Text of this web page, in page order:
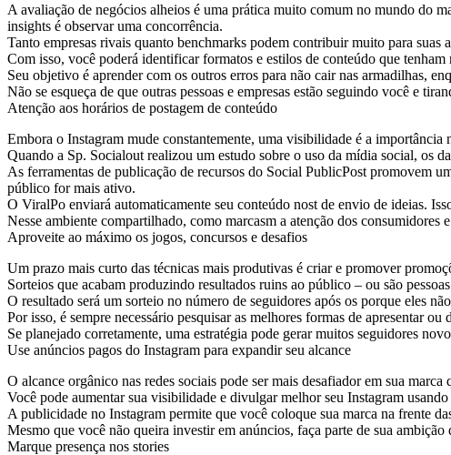
A avaliação de negócios alheios é uma prática muito comum no mundo do
insights é observar uma concorrência.
Tanto empresas rivais quanto benchmarks podem contribuir muito para suas
Com isso, você poderá identificar formatos e estilos de conteúdo que tenham
Seu objetivo é aprender com os outros erros para não cair nas armadilhas,
Não se esqueça de que outras pessoas e empresas estão seguindo você e
Atenção aos horários de postagem de conteúdo
Embora o Instagram mude constantemente, uma visibilidade é a
Quando a Sp. Socialout realizou um estudo sobre o uso da mídia social, os
As ferramentas de publicação de recursos do Social PublicPost promovem
público for mais ativo.
O ViralPo enviará automaticamente seu conteúdo nost de envio de ideias.
Nesse ambiente compartilhado, como marcasm a atenção dos consumidores
Aproveite ao máximo os jogos, concursos e desafios
Um prazo mais curto das técnicas mais produtivas é criar e promover
Sorteios que acabam produzindo resultados ruins ao público – ou são
O resultado será um sorteio no número de seguidores após os porque eles
Por isso, é sempre necessário pesquisar as melhores formas de apresentar
Se planejado corretamente, uma estratégia pode gerar muitos seguidores
Use anúncios pagos do Instagram para expandir seu alcance
O alcance orgânico nas redes sociais pode ser mais desafiador em sua
Você pode aumentar sua visibilidade e divulgar melhor seu Instagram
A publicidade no Instagram permite que você coloque sua marca na frente
Mesmo que você não queira investir em anúncios, faça parte de sua
Marque presença nos stories